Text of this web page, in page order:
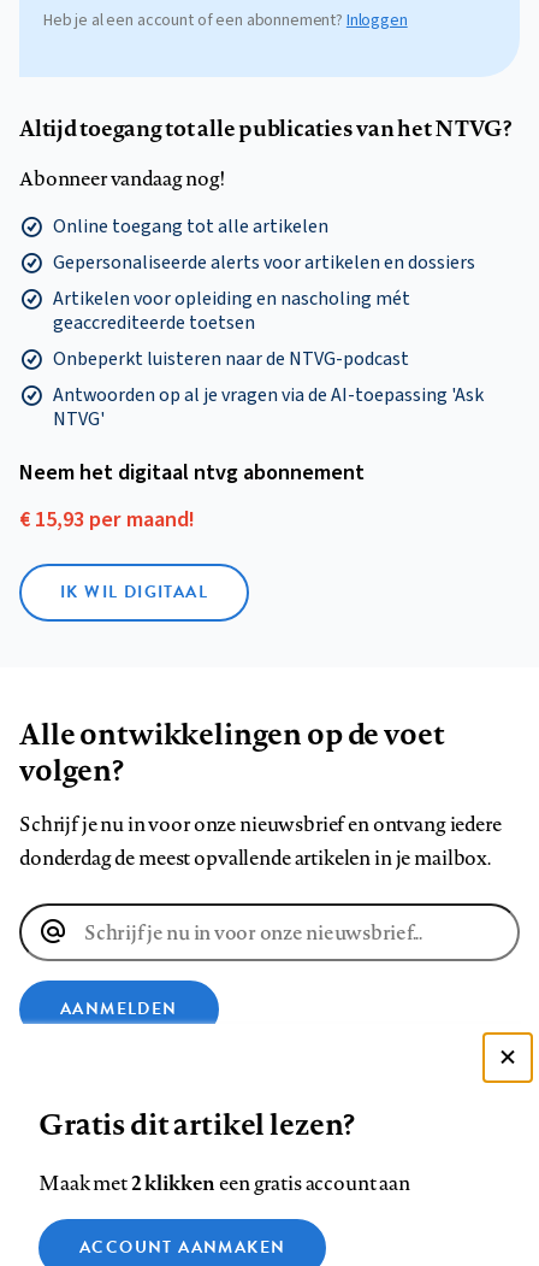
Heb je al een account of een abonnement?Inloggen
Altijd toegang tot alle publicaties van het NTVG?
Abonneer vandaag nog!
Online toegang tot alle artikelen
Gepersonaliseerde alerts voor artikelen en dossiers
Artikelen voor opleiding en nascholing mét
geaccrediteerde toetsen
Onbeperkt luisteren naar de NTVG-podcast
Antwoorden op al je vragen via de AI-toepassing 'Ask
NTVG'
Neem het digitaal ntvg abonnement
€ 15,93 per maand!
IK WIL DIGITAAL
Alle ontwikkelingen op de voet
volgen?
Schrijf je nu in voor onze nieuwsbrief en ontvang iedere
donderdag de meest opvallende artikelen in je mailbox.
E-
mailadres
AANMELDEN
op
op
op
ons
op
Contact Colofon Disclaimer Privacy
Zie onze cookie policy
Gratis dit artikel lezen?
Maak met2 klikkeneen gratis account aan
ACCOUNT AANMAKEN